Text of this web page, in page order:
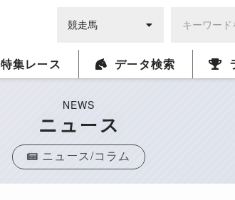
特集レース データ検索
NEWS
ニュース
ニュース/コラム